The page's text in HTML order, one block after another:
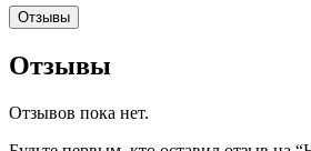
Отзывы
Отзывы
Отзывов пока нет.